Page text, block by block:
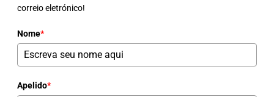
correio eletrónico!
Nome*
Apelido*